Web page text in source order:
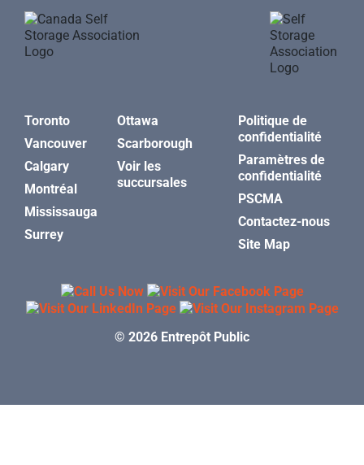
Toronto
Vancouver
Calgary
Montréal
Mississauga
Surrey
Ottawa
Scarborough
Voir les
succursales
Politique de
confidentialité
Paramètres de
confidentialité
PSCMA
Contactez-nous
Site Map
© 2026 Entrepôt Public